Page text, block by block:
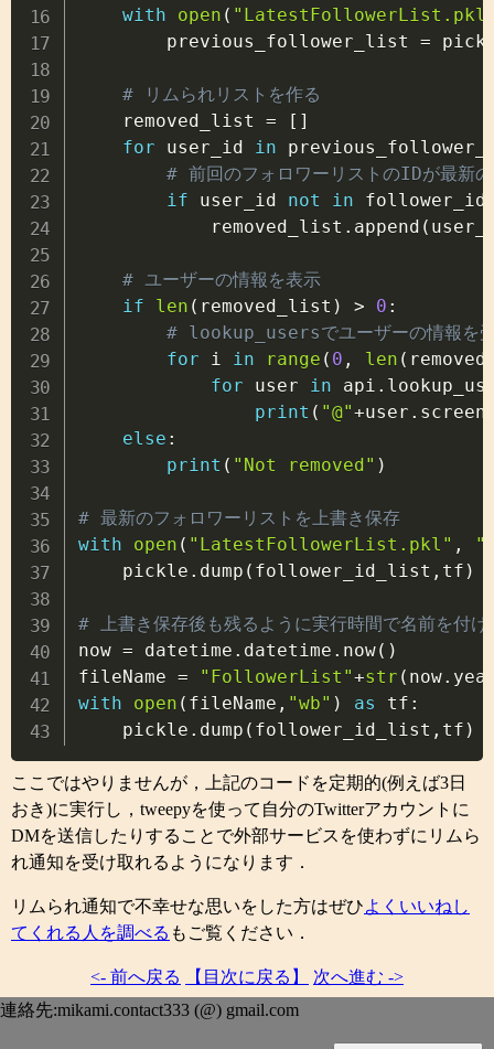
with
open (
        previous_follower_list
=
# リムられリストを作る
    removed_list
= [ ]
for user_id in
# 前回のフォロワーリストのIDが最新
if user_id not in
            removed_list
. append (
# ユーザーの情報を表示
if
len ( removed_list ) > 0 :
# lookup_usersでユーザーの情報を
for i in range ( 0 , len (
for user in api .
print ( "@"+user .
else :
print ( "Not removed" )
# 最新のフォロワーリストを上書き保存
with
open ( "LatestFollowerList.pkl" ,
    pickle
. dump ( follower_id_list , tf )
# 上書き保存後も残るように実行時間で名前を付け
now = datetime . datetime . now( )
fileName = "FollowerList"+str ( now.
with
open ( fileName , "wb" ) as tf :
    pickle
. dump ( follower_id_list , tf )
ここではやりませんが，上記のコードを定期的(例えば3日
おき)に実行し，tweepyを使って自分のTwitterアカウントに
DMを送信したりすることで外部サービスを使わずにリムら
れ通知を受け取れるようになります．
リムられ通知で不幸せな思いをした方はぜひよくいいねし
てくれる人を調べる もご覧ください．
<- 前へ戻る 【目次に戻る】
次へ進む ->
連絡先:mikami.contact333 (@) gmail.com